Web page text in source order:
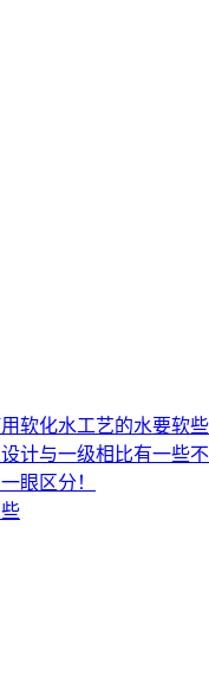
软化水工艺的水要软些
计与一级相比有一些
眼区分！